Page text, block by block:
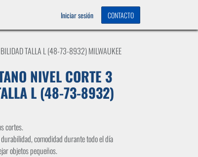
Iniciar sesión CONTACTO
TALLA L (48-73-8932) MILWAUKEE
NIVEL CORTE 3
L (48-73-8932)
cortes.
comodidad durante todo el día
objetos pequeños.